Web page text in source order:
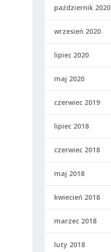
październik 2020
wrzesień 2020
lipiec 2020
maj 2020
czerwiec 2019
lipiec 2018
czerwiec 2018
maj 2018
kwiecień 2018
marzec 2018
luty 2018